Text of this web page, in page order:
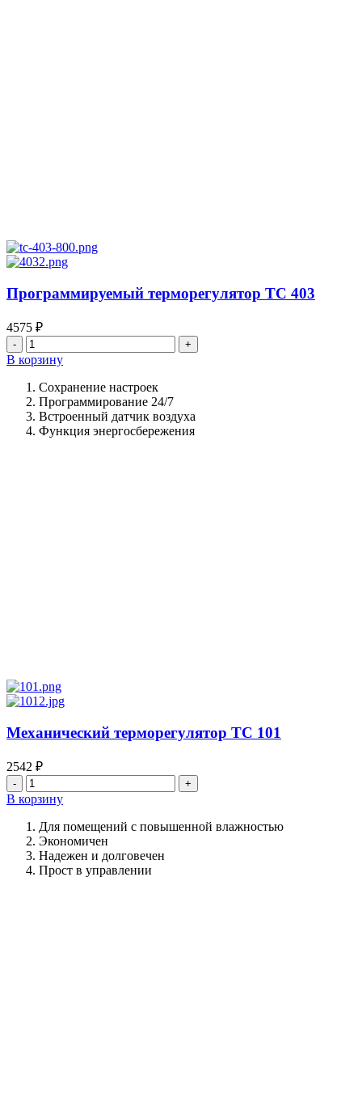
Программируемый терморегулятор ТС 403
4575 ₽
Количество
товара
Программируемый
терморегулятор
ТС
403
В корзину
Сохранение настроек
Программирование 24/7
Встроенный датчик воздуха
Функция энергосбережения
Механический терморегулятор ТС 101
2542 ₽
Количество
товара
Механический
терморегулятор
ТС
101
В корзину
Для помещений с повышенной влажностью
Экономичен
Надежен и долговечен
Прост в управлении